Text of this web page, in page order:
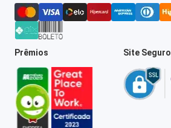
Prêmios Site Seguro